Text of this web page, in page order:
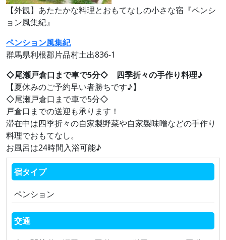
【外観】あたたかな料理とおもてなしの小さな宿『ペンシ
ョン風集紀』
ペンション風集紀
群馬県利根郡片品村土出836-1
◇尾瀬戸倉口まで車で5分◇ 四季折々の手作り料理♪
【夏休みのご予約早い者勝ちです♪】
◇尾瀬戸倉口まで車で5分◇
戸倉口までの送迎も承ります！
滞在中は四季折々の自家製野菜や自家製味噌などの手作り
料理でおもてなし。
お風呂は24時間入浴可能♪
宿タイプ
ペンション
交通